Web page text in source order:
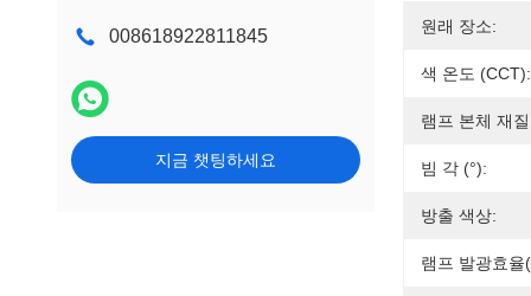
008618922811845
지금 챗팅하세요
원래 장소:
색 온도 (CCT):
램프 본체 재
빔 각 (°):
방출 색상:
램프 발광효